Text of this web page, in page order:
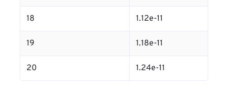
18 1.12e-11
19 1.18e-11
20 1.24e-11